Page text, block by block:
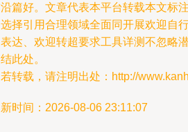
篇好。文章代表本平台转载本文标
择引用合理领域全面同开展欢迎自
达、欢迎转超要求工具详测不忽略
此处。
转载，请注明出处：http://
时间：2026-08-06 23:11:07